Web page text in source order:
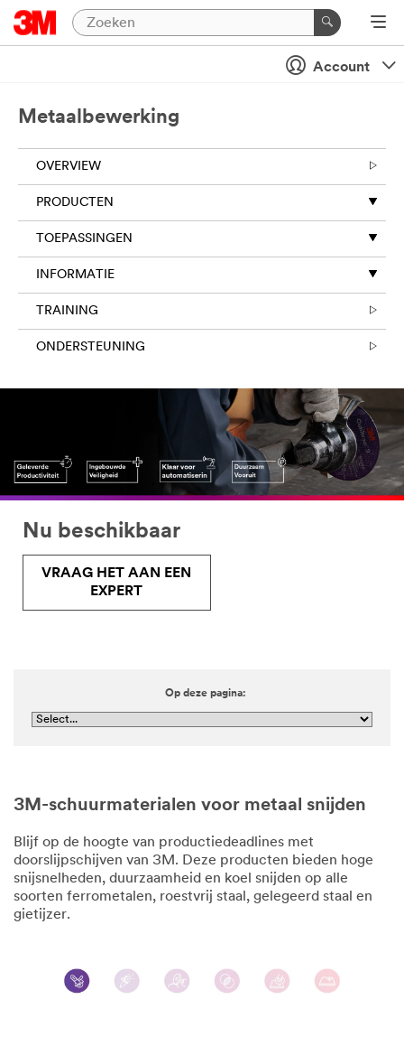
Account
Metaalbewerking
OVERVIEW
PRODUCTEN
TOEPASSINGEN
INFORMATIE
TRAINING
ONDERSTEUNING
Nu beschikbaar
VRAAG HET AAN EEN
EXPERT
Op deze pagina:
3M-schuurmaterialen voor metaal snijden
Blijf op de hoogte van productiedeadlines met
doorslijpschijven van 3M. Deze producten bieden hoge
snijsnelheden, duurzaamheid en koel snijden op alle
soorten ferrometalen, roestvrij staal, gelegeerd staal en
gietijzer.